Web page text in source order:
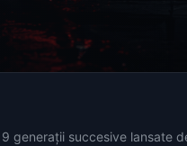
generații succesive lansate